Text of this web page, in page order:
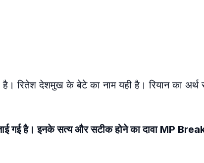
रितेश देशमुख के बेटे का नाम यही है। रियान का अर्थ
गई है। इनके सत्य और सटीक होने का दावा MP